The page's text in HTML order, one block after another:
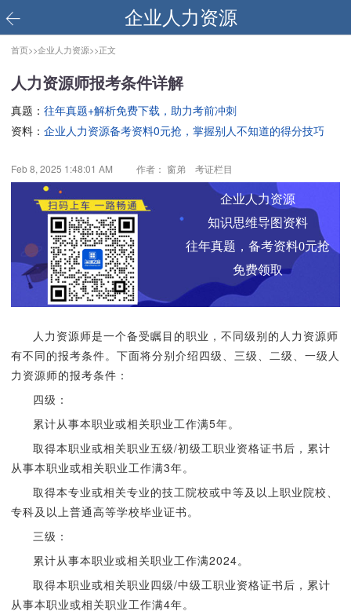
企业人力资源
首页>>企业人力资源>>正文
人力资源师报考条件详解
真题： 往年真题+解析免费下载，助力考前冲刺
资料： 企业人力资源备考资料0元抢，掌握别人不知道的得分技巧
Feb 8, 2025 1:48:01 AM 作者： 窗弟 考证栏目
企业人力资源
知识思维导图资料
往年真题，备考资料0元抢
免费领取
人力资源师是一个备受瞩目的职业，不同级别的人力资源师
有不同的报考条件。下面将分别介绍四级、三级、二级、一级人
力资源师的报考条件：
四级：
累计从事本职业或相关职业工作满5年。
取得本职业或相关职业五级/初级工职业资格证书后，累计
从事本职业或相关职业工作满3年。
取得本专业或相关专业的技工院校或中等及以上职业院校、
专科及以上普通高等学校毕业证书。
三级：
累计从事本职业或相关职业工作满2024。
取得本职业或相关职业四级/中级工职业资格证书后，累计
从事本职业或相关职业工作满4年。